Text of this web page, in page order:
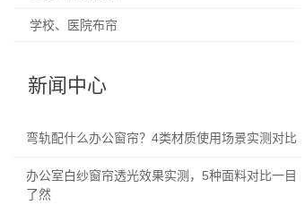
学校、医院布帘
新闻中心
弯轨配什么办公窗帘？4类材质使用场景实测对比
办公室白纱窗帘透光效果实测，5种面料对比一目
了然